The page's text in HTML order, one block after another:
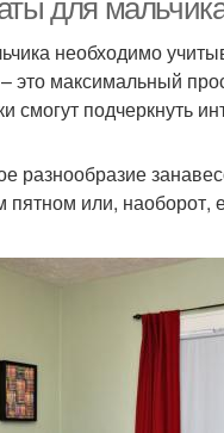
для
необходимо
максимальный
смогут подчеркнуть
разнообразие
пятном или,